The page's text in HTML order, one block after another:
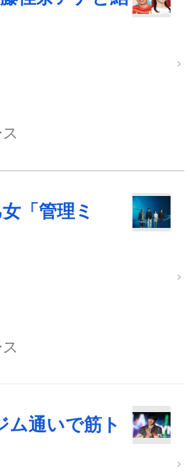
「管理ミ
ム通いで筋ト